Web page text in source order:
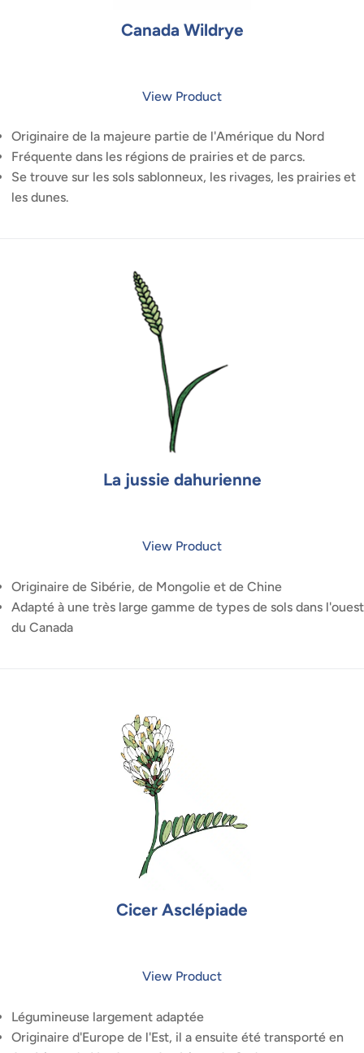
Canada Wildrye
View Product
Originaire de la majeure partie de l'Amérique du Nord
Fréquente dans les régions de prairies et de parcs.
Se trouve sur les sols sablonneux, les rivages, les prairies et
les dunes.
La jussie dahurienne
View Product
Originaire de Sibérie, de Mongolie et de Chine
Adapté à une très large gamme de types de sols dans l'ouest
du Canada
Cicer Asclépiade
View Product
Légumineuse largement adaptée
Originaire d'Europe de l'Est, il a ensuite été transporté en